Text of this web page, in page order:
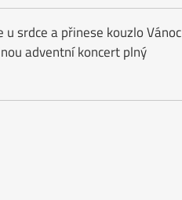
srdce a přinese kouzlo Vánoc
adventní koncert plný